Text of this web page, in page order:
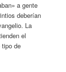
a gente
deberían
La
el
tipo de